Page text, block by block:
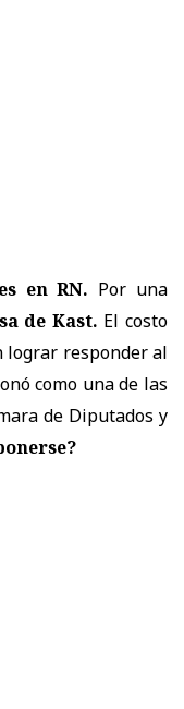
en RN. Por una
de Kast. El costo
lograr responder al
como una de las
de Diputados y